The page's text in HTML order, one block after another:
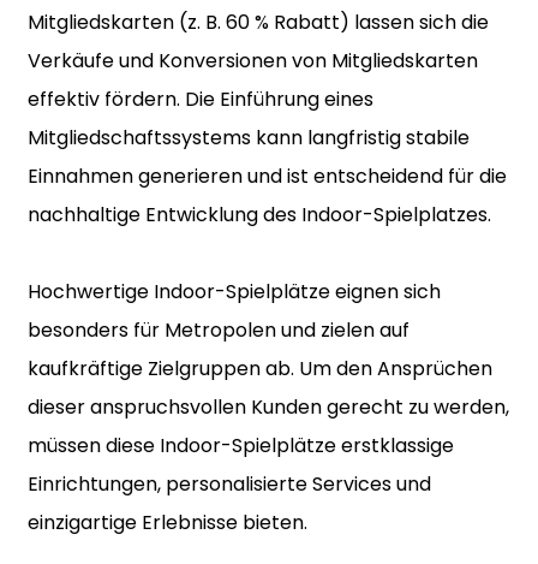
Mitgliedskarten (z. B. 60 % Rabatt) lassen sich die
Verkäufe und Konversionen von Mitgliedskarten
effektiv fördern. Die Einführung eines
Mitgliedschaftssystems kann langfristig stabile
Einnahmen generieren und ist entscheidend für die
nachhaltige Entwicklung des Indoor-Spielplatzes.
Hochwertige Indoor-Spielplätze eignen sich
besonders für Metropolen und zielen auf
kaufkräftige Zielgruppen ab. Um den Ansprüchen
dieser anspruchsvollen Kunden gerecht zu werden,
müssen diese Indoor-Spielplätze erstklassige
Einrichtungen, personalisierte Services und
einzigartige Erlebnisse bieten.